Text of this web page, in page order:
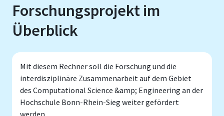
Forschungsprojekt im
Überblick
Mit diesem Rechner soll die Forschung und die
interdisziplinäre Zusammenarbeit auf dem Gebiet
des Computational Science &amp; Engineering an der
Hochschule Bonn-Rhein-Sieg weiter gefördert
werden.